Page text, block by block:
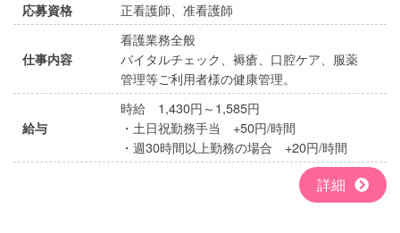
応募資格 正看護師、准看護師
仕事内容
看護業務全般
バイタルチェック、褥瘡、口腔ケア、服薬
管理等ご利用者様の健康管理。
給与
時給 1,430円～1,585円
・土日祝勤務手当 +50円/時間
・週30時間以上勤務の場合 +20円/時間
詳細